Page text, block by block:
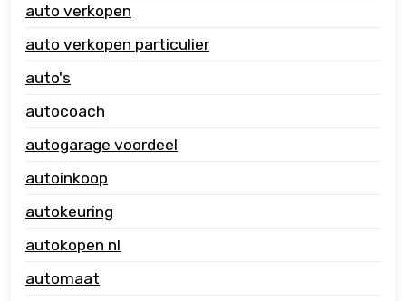
auto verkopen
auto verkopen particulier
auto's
autocoach
autogarage voordeel
autoinkoop
autokeuring
autokopen nl
automaat